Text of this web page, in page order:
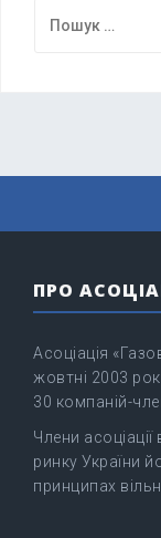
ПРО
Асоціація
жовтні 2003
30 компаній-
Члени
ринку України
принципах